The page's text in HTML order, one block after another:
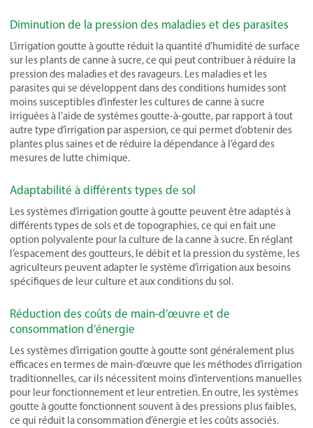
Diminution de la pression des maladies et des parasites
L’irrigation goutte à goutte réduit la quantité d’humidité de surface
sur les plants de canne à sucre, ce qui peut contribuer à réduire la
pression des maladies et des ravageurs. Les maladies et les
parasites qui se développent dans des conditions humides sont
moins susceptibles d’infester les cultures de canne à sucre
irriguées à l’aide de systèmes goutte-à-goutte, par rapport à tout
autre type d’irrigation par aspersion, ce qui permet d’obtenir des
plantes plus saines et de réduire la dépendance à l’égard des
mesures de lutte chimique.
Adaptabilité à différents types de sol
Les systèmes d’irrigation goutte à goutte peuvent être adaptés à
différents types de sols et de topographies, ce qui en fait une
option polyvalente pour la culture de la canne à sucre. En réglant
l’espacement des goutteurs, le débit et la pression du système, les
agriculteurs peuvent adapter le système d’irrigation aux besoins
spécifiques de leur culture et aux conditions du sol.
Réduction des coûts de main-d’œuvre et de
consommation d’énergie
Les systèmes d’irrigation goutte à goutte sont généralement plus
efficaces en termes de main-d’œuvre que les méthodes d’irrigation
traditionnelles, car ils nécessitent moins d’interventions manuelles
pour leur fonctionnement et leur entretien. En outre, les systèmes
goutte à goutte fonctionnent souvent à des pressions plus faibles,
ce qui réduit la consommation d’énergie et les coûts associés.